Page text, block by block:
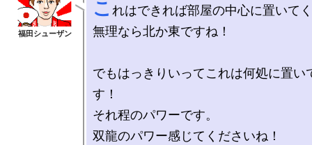
こ れはできれば部屋の中心に置いて
無理なら北か東ですね！
でもはっきりいってこれは何処に置い
す！
それ程のパワーです。